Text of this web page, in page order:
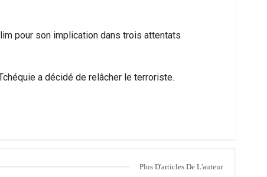
pour son implication dans trois attentats
a décidé de relâcher le terroriste.
Plus D'articles De L'auteur
Miroir D’un Malaise Social Plus…